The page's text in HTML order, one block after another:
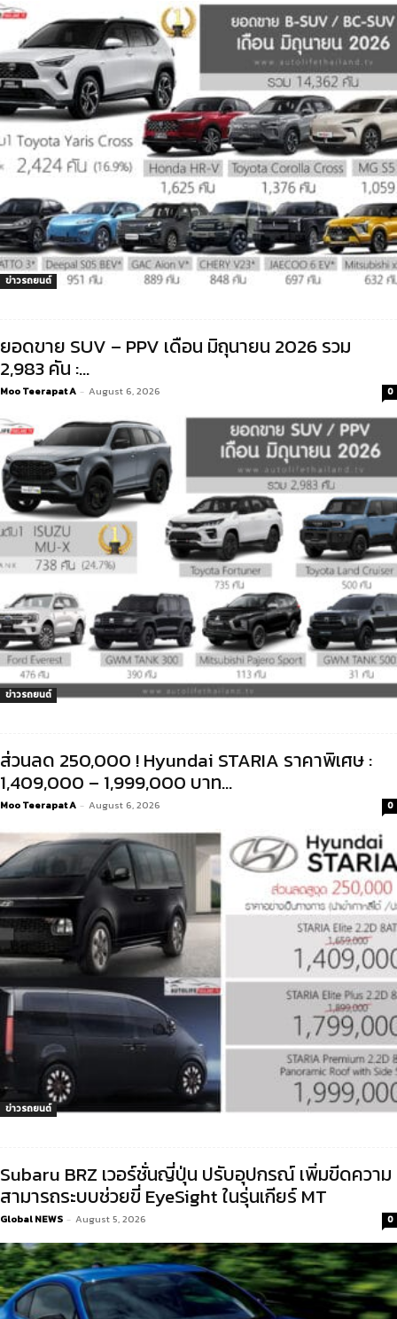
ข่าวรถยนต์
ยอดขาย SUV – PPV เดือน มิถุนายน 2026 รวม
2,983 คัน :...
Moo Teerapat A - August 6, 2026 0
ข่าวรถยนต์
ส่วนลด 250,000 ! Hyundai STARIA ราคาพิเศษ :
1,409,000 – 1,999,000 บาท...
Moo Teerapat A - August 6, 2026 0
ข่าวรถยนต์
Subaru BRZ เวอร์ชั่นญี่ปุ่น ปรับอุปกรณ์ เพิ่มขีดความ
สามารถระบบช่วยขี่ EyeSight ในรุ่นเกียร์ MT
Global NEWS - August 5, 2026 0